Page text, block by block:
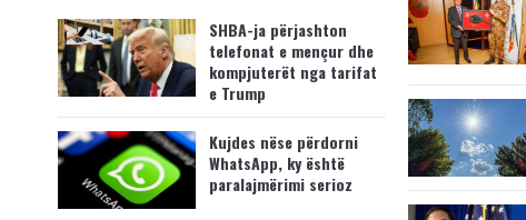
SHBA-ja përjashton
telefonat e mençur dhe
kompjuterët nga tarifat
e Trump
Kujdes nëse përdorni
WhatsApp, ky është
paralajmërimi serioz